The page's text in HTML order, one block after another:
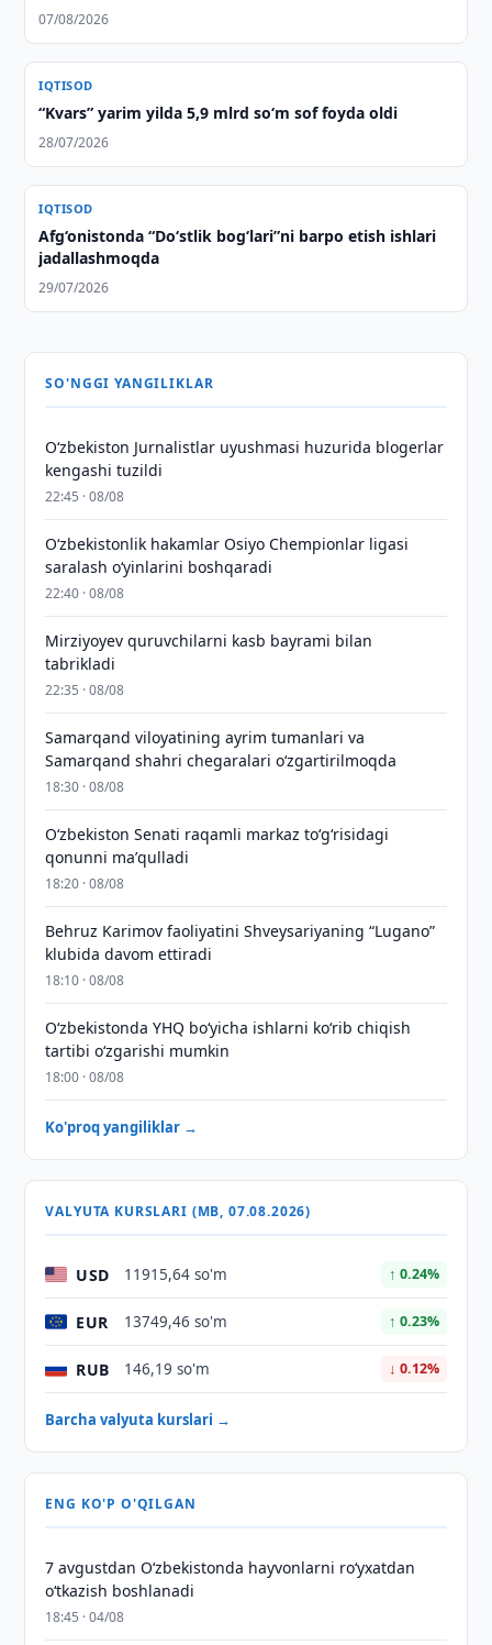
07/08/2026
IQTISOD
“Kvars” yarim yilda 5,9 mlrd so‘m sof foyda oldi
28/07/2026
IQTISOD
Afg‘onistonda “Do‘stlik bog‘lari”ni barpo etish ishlari
jadallashmoqda
29/07/2026
SO'NGGI YANGILIKLAR
O‘zbekiston Jurnalistlar uyushmasi huzurida blogerlar
kengashi tuzildi
22:45 · 08/08
O‘zbekistonlik hakamlar Osiyo Chempionlar ligasi
saralash o‘yinlarini boshqaradi
22:40 · 08/08
Mirziyoyev quruvchilarni kasb bayrami bilan
tabrikladi
22:35 · 08/08
Samarqand viloyatining ayrim tumanlari va
Samarqand shahri chegaralari oʻzgartirilmoqda
18:30 · 08/08
Oʻzbekiston Senati raqamli markaz toʻgʻrisidagi
qonunni maʼqulladi
18:20 · 08/08
Behruz Karimov faoliyatini Shveysariyaning “Lugano”
klubida davom ettiradi
18:10 · 08/08
O‘zbekistonda YHQ bo‘yicha ishlarni ko‘rib chiqish
tartibi o‘zgarishi mumkin
18:00 · 08/08
Ko'proq yangiliklar →
VALYUTA KURSLARI (MB, 07.08.2026)
USD 11915,64 so'm ↑ 0.24%
EUR 13749,46 so'm ↑ 0.23%
RUB 146,19 so'm ↓ 0.12%
Barcha valyuta kurslari →
ENG KO'P O'QILGAN
7 avgustdan O‘zbekistonda hayvonlarni ro‘yxatdan
o‘tkazish boshlanadi
18:45 · 04/08